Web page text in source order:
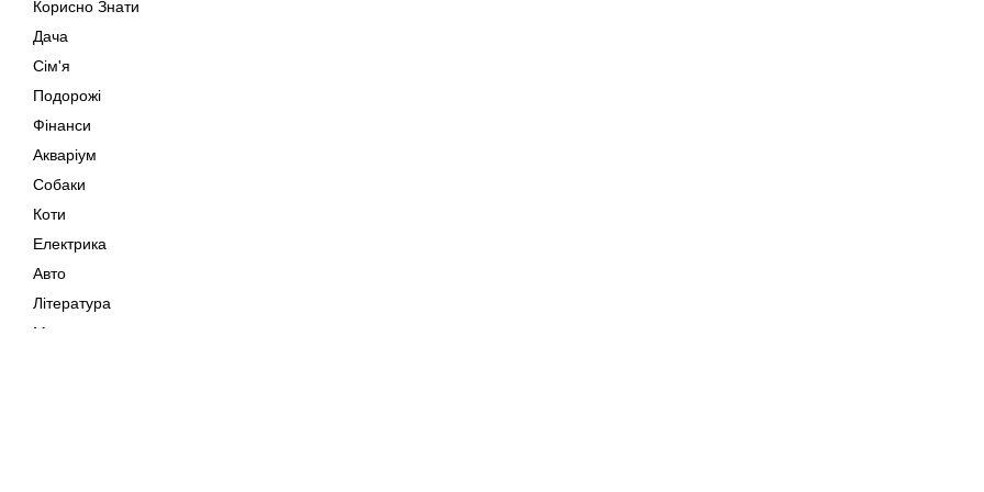
Корисно Знати
Дача
Сім'я
Подорожі
Фінанси
Акваріум
Собаки
Коти
Електрика
Авто
Література
Музика